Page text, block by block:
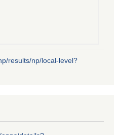
results/np/local-level?